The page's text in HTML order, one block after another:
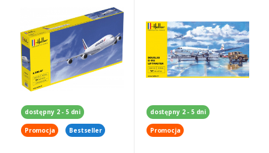
dostępny 2 - 5 dni
Promocja Bestseller
dostępny 2 - 5 dni
Promocja